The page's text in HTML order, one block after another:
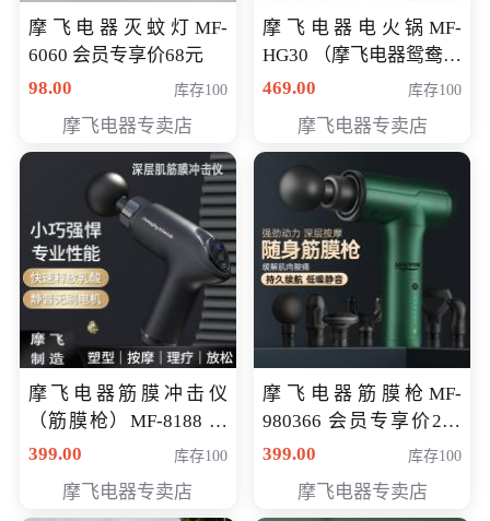
摩飞电器灭蚊灯MF-
6060 会员专享价68元
98.00
库存100
摩飞电器专卖店
摩飞电器电火锅MF-
HG30 （摩飞电器鸳鸯锅
MF-HG30 ） 会员专享价
469.00 库存100
摩飞电器专卖店
摩飞电器筋膜冲击仪
（筋膜枪）MF-8188 会
员专享价268元
399.00 库存100
摩飞电器专卖店
摩飞电器筋膜枪MF-
980366 会员专享价299
元
399.00 库存100
摩飞电器专卖店